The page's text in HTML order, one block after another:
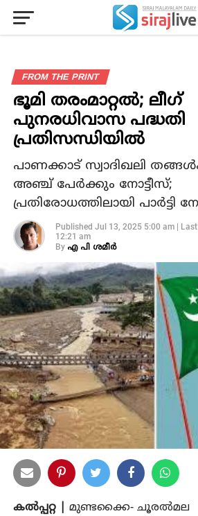
FROM THE PRINT
ഭൂമി തരംമാറ്റൽ; ലീഗ്
പുനരധിവാസ പദ്ധതി
പ്രതിസന്ധിയിൽ
പാണക്കാട് സ്വാദിഖലി
അഞ്ച് പേർക്കും നോട്ടീസ്;
പ്രതിരോധത്തിലായി പാർട്ടി
Published Jul 13, 2025 5:00 am|
12:21 am
By എ പി ശമീര്‍
കൽപ്പറ്റ |
മുണ്ടക്കൈ- ചൂരൽമല